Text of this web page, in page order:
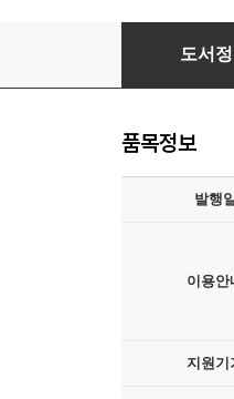
마흔에 버렸
도서
품목정보
발행
이용안
지원기